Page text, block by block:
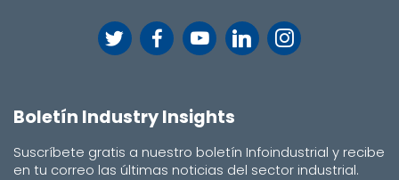
Boletín Industry Insights
Suscríbete gratis a nuestro boletín Infoindustrial y recibe
en tu correo las últimas noticias del sector industrial.